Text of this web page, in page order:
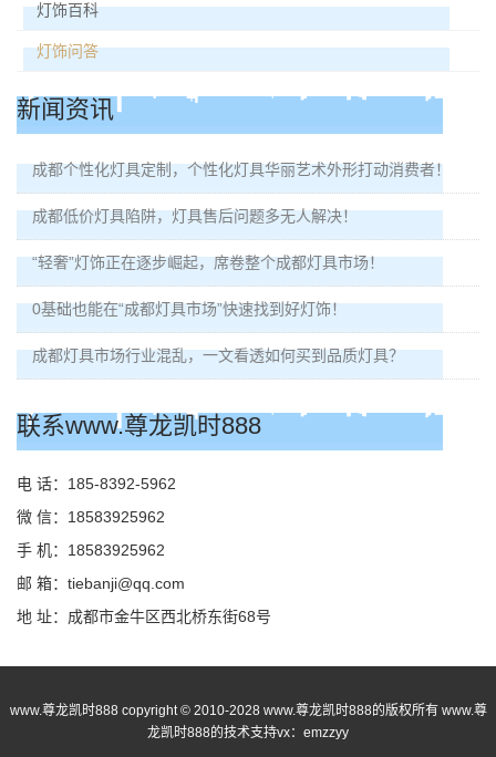
灯饰百科
灯饰问答
新闻资讯
成都个性化灯具定制，个性化灯具华丽艺术外形打动消费者！
成都低价灯具陷阱，灯具售后问题多无人解决！
“轻奢”灯饰正在逐步崛起，席卷整个成都灯具市场！
0基础也能在“成都灯具市场”快速找到好灯饰！
成都灯具市场行业混乱，一文看透如何买到品质灯具？
联系www.尊龙凯时888
电 话：185-8392-5962
微 信：18583925962
手 机：18583925962
邮 箱： tiebanji@qq.com
地 址：成都市金牛区西北桥东街68号
www.尊龙凯时888 copyright © 2010-2028 www.尊龙凯时888的版权所有 www.尊
龙凯时888的技术支持vx：emzzyy